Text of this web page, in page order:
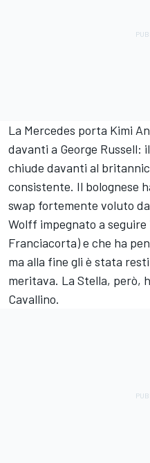
La Mercedes porta Kimi
davanti a George Russell:
chiude davanti al
consistente. Il bolognese
swap fortemente voluto da
Wolff impegnato a
Franciacorta) e che ha
ma alla fine gli è stata
meritava. La Stella, però,
Cavallino.